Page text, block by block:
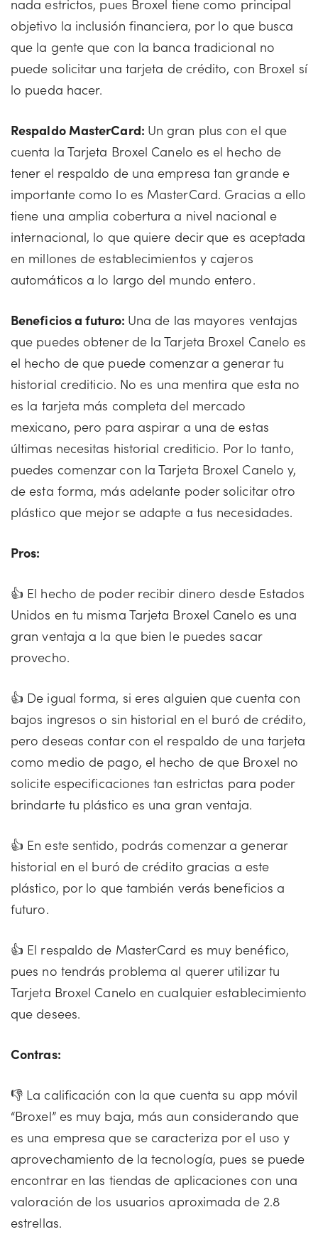
nada estrictos, pues Broxel tiene como principal
objetivo la inclusión financiera, por lo que busca
que la gente que con la banca tradicional no
puede solicitar una tarjeta de crédito, con Broxel sí
lo pueda hacer.
Respaldo MasterCard: Un gran plus con el que
cuenta la Tarjeta Broxel Canelo es el hecho de
tener el respaldo de una empresa tan grande e
importante como lo es MasterCard. Gracias a ello
tiene una amplia cobertura a nivel nacional e
internacional, lo que quiere decir que es aceptada
en millones de establecimientos y cajeros
automáticos a lo largo del mundo entero.
Beneficios a futuro: Una de las mayores ventajas
que puedes obtener de la Tarjeta Broxel Canelo es
el hecho de que puede comenzar a generar tu
historial crediticio. No es una mentira que esta no
es la tarjeta más completa del mercado
mexicano, pero para aspirar a una de estas
últimas necesitas historial crediticio. Por lo tanto,
puedes comenzar con la Tarjeta Broxel Canelo y,
de esta forma, más adelante poder solicitar otro
plástico que mejor se adapte a tus necesidades.
Pros:
👍 El hecho de poder recibir dinero desde Estados
Unidos en tu misma Tarjeta Broxel Canelo es una
gran ventaja a la que bien le puedes sacar
provecho.
👍 De igual forma, si eres alguien que cuenta con
bajos ingresos o sin historial en el buró de crédito,
pero deseas contar con el respaldo de una tarjeta
como medio de pago, el hecho de que Broxel no
solicite especificaciones tan estrictas para poder
brindarte tu plástico es una gran ventaja.
👍 En este sentido, podrás comenzar a generar
historial en el buró de crédito gracias a este
plástico, por lo que también verás beneficios a
futuro.
👍 El respaldo de MasterCard es muy benéfico,
pues no tendrás problema al querer utilizar tu
Tarjeta Broxel Canelo en cualquier establecimiento
que desees.
Contras:
👎 La calificación con la que cuenta su app móvil
“Broxel” es muy baja, más aun considerando que
es una empresa que se caracteriza por el uso y
aprovechamiento de la tecnología, pues se puede
encontrar en las tiendas de aplicaciones con una
valoración de los usuarios aproximada de 2.8
estrellas.